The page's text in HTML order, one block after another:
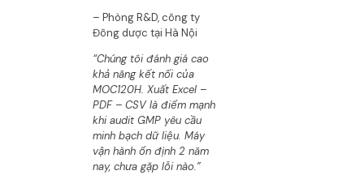
– Phòng R&D, công ty
Đông dược tại Hà Nội
“Chúng tôi đánh giá cao
khả năng kết nối của
MOC120H. Xuất Excel –
PDF – CSV là điểm mạnh
khi audit GMP yêu cầu
minh bạch dữ liệu. Máy
vận hành ổn định 2 năm
nay, chưa gặp lỗi nào.”